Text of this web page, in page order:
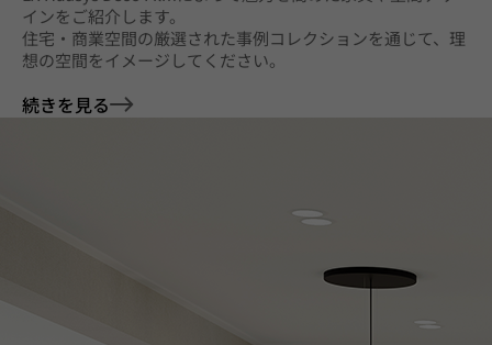
インをご紹介します。
住宅・商業空間の厳選された事例コレクションを通じて、理
想の空間をイメージしてください。
続きを見る